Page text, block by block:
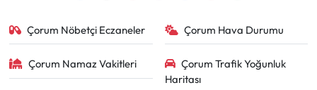
Çorum Nöbetçi Eczaneler Çorum Hava Durumu
Çorum Namaz Vakitleri
Çorum Trafik Yoğunluk
Haritası